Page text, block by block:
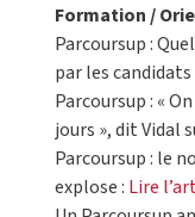
Formation /
Parcoursup :
par les candidats
Parcoursup : «
jours », dit Vidal
Parcoursup : le
explose : Lire